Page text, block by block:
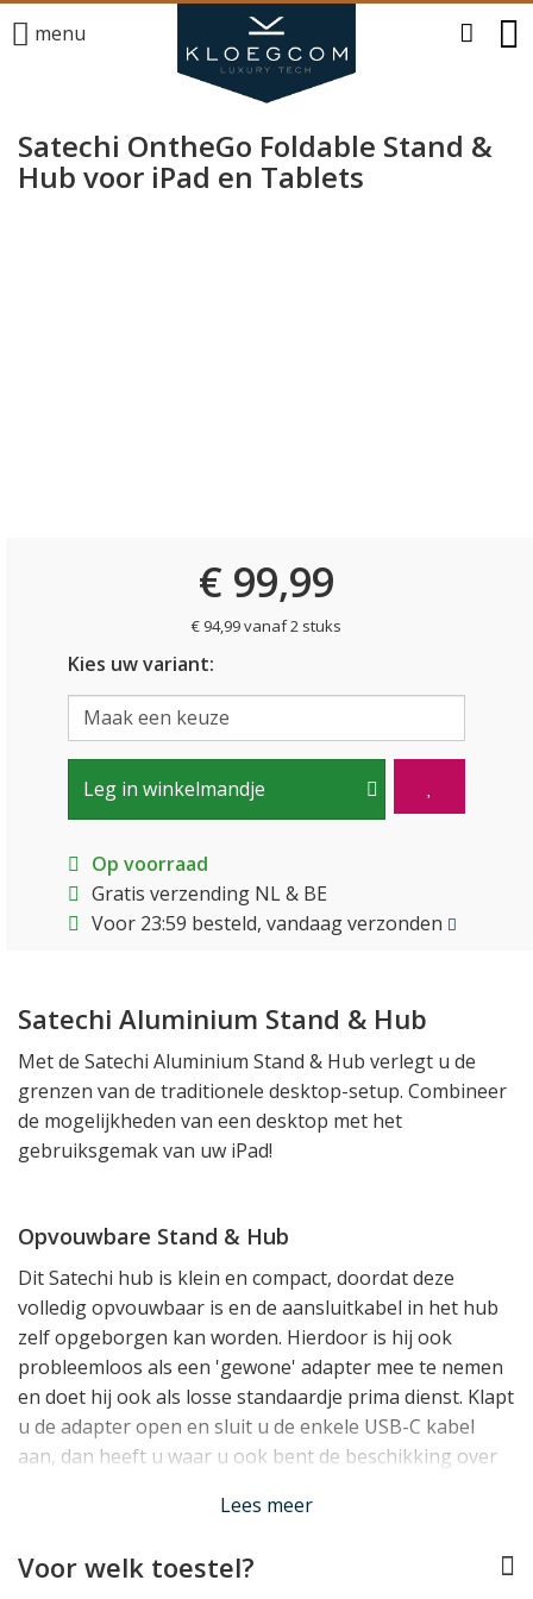
menu
Satechi OntheGo Foldable Stand &
Hub voor iPad en Tablets
€ 99,99
€ 94,99 vanaf 2 stuks
Kies uw variant:
Leg in winkelmandje
Op voorraad
Gratis verzending NL & BE
Voor 23:59 besteld, vandaag verzonden
Satechi Aluminium Stand & Hub
Met de Satechi Aluminium Stand & Hub verlegt u de
grenzen van de traditionele desktop-setup. Combineer
de mogelijkheden van een desktop met het
gebruiksgemak van uw iPad!
Opvouwbare Stand & Hub
Dit Satechi hub is klein en compact, doordat deze
volledig opvouwbaar is en de aansluitkabel in het hub
zelf opgeborgen kan worden. Hierdoor is hij ook
probleemloos als een 'gewone' adapter mee te nemen
en doet hij ook als losse standaardje prima dienst. Klapt
u de adapter open en sluit u de enkele USB-C kabel
aan, dan heeft u waar u ook bent de beschikking over
Van 1 naar 7 Aansluitingen
Lees meer
Voor welk toestel?